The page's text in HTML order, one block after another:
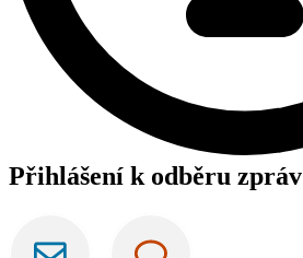
Přihlášení k odběru zpráv